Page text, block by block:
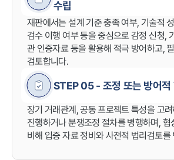
수립
재판에서는 설계 기준 충족 여부, 기술적
검수 이행 여부 등을 중심으로 감정 신청,
관 인증자료 등을 활용해 적극 방어하고,
검토합니다.
STEP 05 - 조정 또는 방어적
장기 거래관계, 공동 프로젝트 특성을 고
진행하거나 분쟁조정 절차를 병행하며,
비해 입증 자료 정비와 사전적 법리검토를